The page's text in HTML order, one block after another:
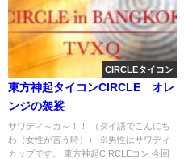
CIRCLEタイコン
東方神起タイコンCIRCLE オレ
ンジの袈裟
サワディ～カ～！！ （タイ語でこんにち
わ（女性が言う時）） ※男性はサワディ
カップです。 東方神起CIRCLEコン 今回